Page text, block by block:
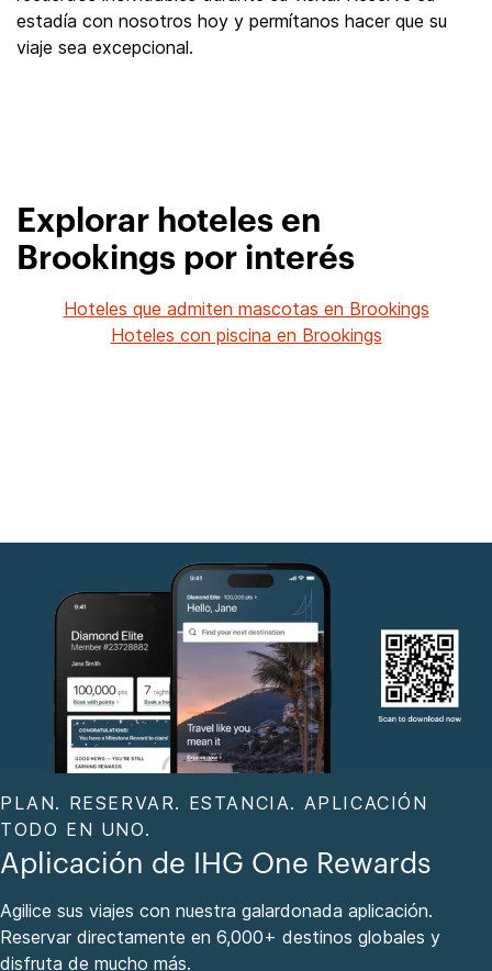
estadía con nosotros hoy y permítanos hacer que su
viaje sea excepcional.
Explorar hoteles en
Brookings por interés
Hoteles que admiten mascotas en Brookings
Hoteles con piscina en Brookings
PLAN. RESERVAR. ESTANCIA. APLICACIÓN
TODO EN UNO.
Aplicación de IHG One Rewards
Agilice sus viajes con nuestra galardonada aplicación.
Reservar directamente en 6,000+ destinos globales y
disfruta de mucho más.